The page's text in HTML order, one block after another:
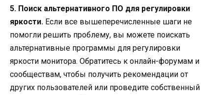
5. Поиск альтернативного ПО для регулировки
яркости. Если все вышеперечисленные шаги не
помогли решить проблему, вы можете поискать
альтернативные программы для регулировки
яркости монитора. Обратитесь к онлайн-форумам и
сообществам, чтобы получить рекомендации от
других пользователей или проведите собственный